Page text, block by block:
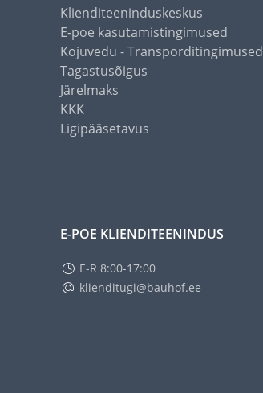
Klienditeeninduskeskus
E-poe kasutamistingimused
Kojuvedu - Transporditingimused
Tagastusõigus
Järelmaks
KKK
Ligipääsetavus
E-POE KLIENDITEENINDUS
E-R 8:00-17:00
klienditugi@bauhof.ee